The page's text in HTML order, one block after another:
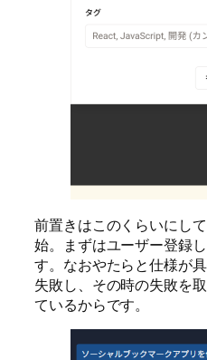
前置きはこのくらいにし
始。まずはユーザー登録
す。なおやたらと仕様が
失敗し、その時の失敗を
ているからです。